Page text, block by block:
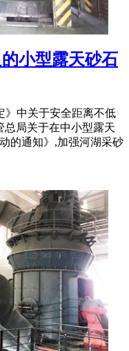
小型露天砂石
》中关于安全距离不低
总局关于在中小型露天
的通知》,加强河湖采砂